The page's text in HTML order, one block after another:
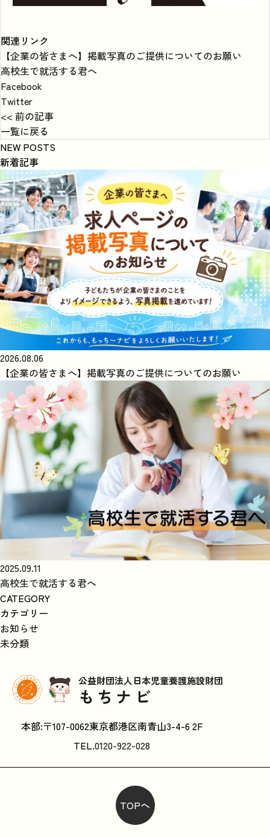
関連リンク
【企業の皆さまへ】掲載写真のご提供についてのお願い
高校生で就活する君へ
Facebook
Twitter
<< 前の記事
一覧に戻る
NEW POSTS
新着記事
2026.08.06
【企業の皆さまへ】掲載写真のご提供についてのお願い
2025.09.11
高校生で就活する君へ
CATEGORY
カテゴリー
お知らせ
未分類
公益財団法人日本児童養護施設財団
もちナビ
本部:〒107-0062東京都港区南青山3-4-6 2F
TEL.0120-922-028
TOPへ